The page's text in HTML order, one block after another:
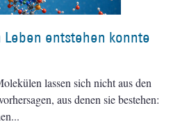
entstehen konnte
lassen sich nicht aus den
aus denen sie bestehen: